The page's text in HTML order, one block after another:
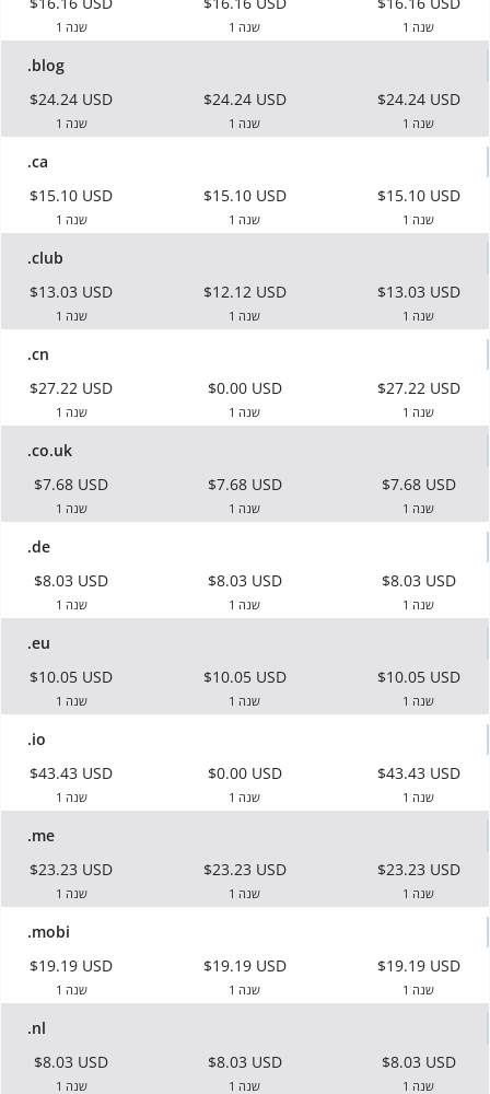
1 שנה 1 שנה 1 שנה
.blog
$24.24 USD
1 שנה
$24.24 USD
1 שנה
$24.24 USD
1 שנה
.ca
$15.10 USD
1 שנה
$15.10 USD
1 שנה
$15.10 USD
1 שנה
.club
$13.03 USD
1 שנה
$12.12 USD
1 שנה
$13.03 USD
1 שנה
.cn
$27.22 USD
1 שנה
$0.00 USD
1 שנה
$27.22 USD
1 שנה
.co.uk
$7.68 USD
1 שנה
$7.68 USD
1 שנה
$7.68 USD
1 שנה
.de
$8.03 USD
1 שנה
$8.03 USD
1 שנה
$8.03 USD
1 שנה
.eu
$10.05 USD
1 שנה
$10.05 USD
1 שנה
$10.05 USD
1 שנה
.io
$43.43 USD
1 שנה
$0.00 USD
1 שנה
$43.43 USD
1 שנה
.me
$23.23 USD
1 שנה
$23.23 USD
1 שנה
$23.23 USD
1 שנה
.mobi
$19.19 USD
1 שנה
$19.19 USD
1 שנה
$19.19 USD
1 שנה
.nl
$8.03 USD
1 שנה
$8.03 USD
1 שנה
$8.03 USD
1 שנה